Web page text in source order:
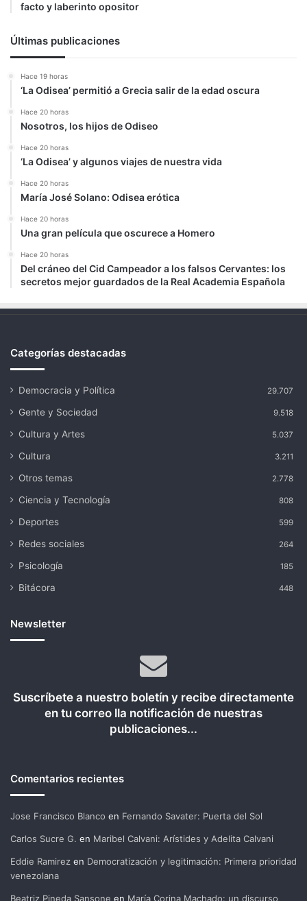
facto y laberinto opositor
Últimas publicaciones
Hace 19 horas
‘La Odisea’ permitió a Grecia salir de la edad oscura
Hace 20 horas
Nosotros, los hijos de Odiseo
Hace 20 horas
‘La Odisea’ y algunos viajes de nuestra vida
Hace 20 horas
María José Solano: Odisea erótica
Hace 20 horas
Una gran película que oscurece a Homero
Hace 20 horas
Del cráneo del Cid Campeador a los falsos Cervantes: los
secretos mejor guardados de la Real Academia Española
Categorías destacadas
Democracia y Política 29.707
Gente y Sociedad 9.518
Cultura y Artes 5.037
Cultura 3.211
Otros temas 2.778
Ciencia y Tecnología 808
Deportes 599
Redes sociales 264
Psicología 185
Bitácora 448
Newsletter
Suscríbete a nuestro boletín y recibe directamente
en tu correo lla notificación de nuestras
publicaciones...
Comentarios recientes
Jose Francisco Blanco en Fernando Savater: Puerta del Sol
Carlos Sucre G. en Maribel Calvani: Arístides y Adelita Calvani
Eddie Ramirez en Democratización y legitimación: Primera prioridad
venezolana
Beatriz Pineda Sansone en María Corina Machado: un discurso